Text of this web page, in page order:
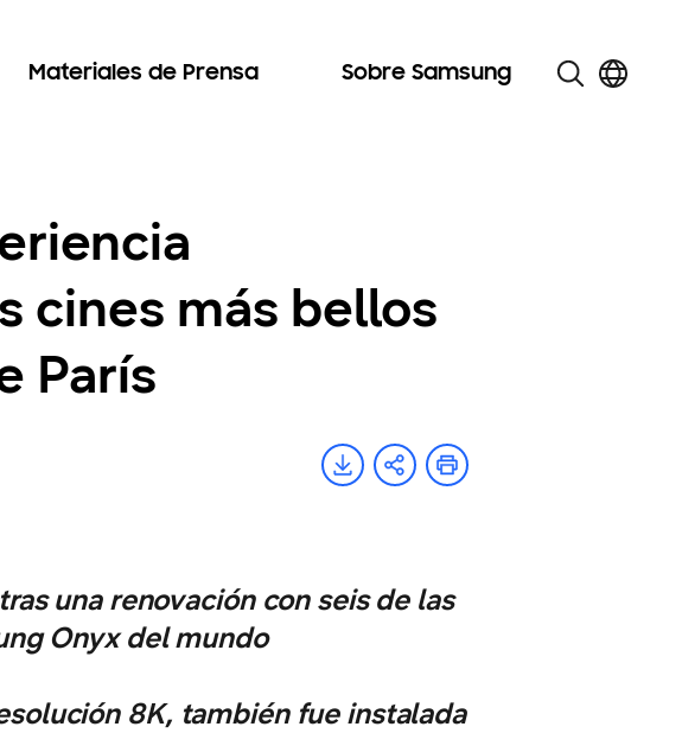
Materiales de Prensa Sobre Samsung
cines más bellos
París
una renovación con seis de las
Onyx del mundo
8K, también fue instalada